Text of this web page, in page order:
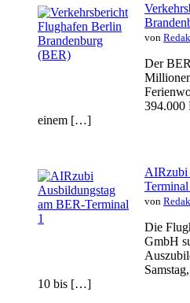
von
Der
394.000
einem […]
AIRzubi
Terminal
von
Die
GmbH
10 bis […]